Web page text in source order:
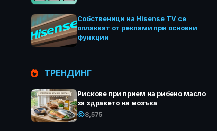
Собственици на Hisense TV се
оплакват от реклами при основни
функции
ТРЕНДИНГ
Рискове при прием на рибено масло
за здравето на мозъка
8,575